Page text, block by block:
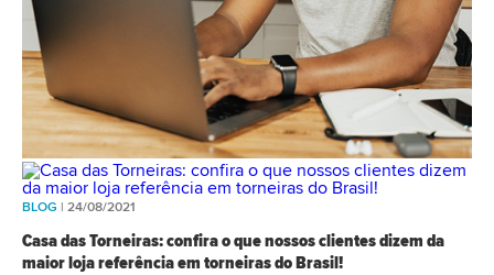
BLOG | 24/08/2021
Casa das Torneiras: confira o que nossos clientes dizem da
maior loja referência em torneiras do Brasil!